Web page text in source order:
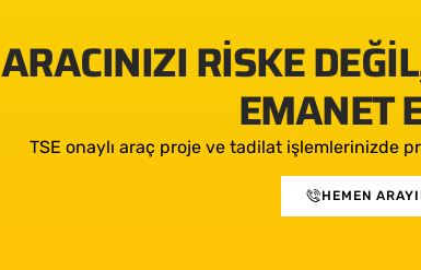
ARACINIZI RISKE
EMANET
TSE onaylı araç proje ve tadilat işlemlerinizde
HEMEN